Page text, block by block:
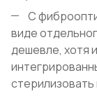
С
виде
дешевле, хотя